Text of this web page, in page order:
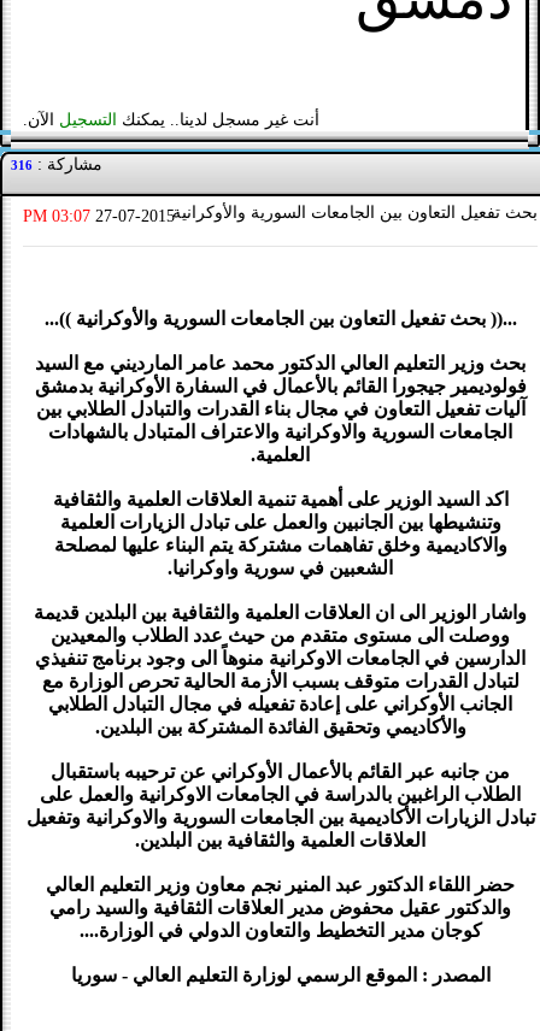
أنت غير مسجل لدينا.. يمكنك التسجيل الآن.
مشاركة : 316
بحث تفعيل التعاون بين الجامعات السورية والأوكرانية27-07-2015
03:07 PM
...(( بحث تفعيل التعاون بين الجامعات السورية والأوكرانية ))...
بحث وزير التعليم العالي الدكتور محمد عامر المارديني مع السيد
فولوديمير جيجورا القائم بالأعمال في السفارة الأوكرانية بدمشق
آليات تفعيل التعاون في مجال بناء القدرات والتبادل الطلابي بين
الجامعات السورية والاوكرانية والاعتراف المتبادل بالشهادات
العلمية.
اكد السيد الوزير على أهمية تنمية العلاقات العلمية والثقافية
وتنشيطها بين الجانبين والعمل على تبادل الزيارات العلمية
والاكاديمية وخلق تفاهمات مشتركة يتم البناء عليها لمصلحة
الشعبين في سورية واوكرانيا.
واشار الوزير الى ان العلاقات العلمية والثقافية بين البلدين قديمة
ووصلت الى مستوى متقدم من حيث عدد الطلاب والمعيدين
الدارسين في الجامعات الاوكرانية منوهاً الى وجود برنامج تنفيذي
لتبادل القدرات متوقف بسبب الأزمة الحالية تحرص الوزارة مع
الجانب الأوكراني على إعادة تفعيله في مجال التبادل الطلابي
والأكاديمي وتحقيق الفائدة المشتركة بين البلدين.
من جانبه عبر القائم بالأعمال الأوكراني عن ترحيبه باستقبال
الطلاب الراغبين بالدراسة في الجامعات الاوكرانية والعمل على
تبادل الزيارات الأكاديمية بين الجامعات السورية والاوكرانية وتفعيل
العلاقات العلمية والثقافية بين البلدين.
حضر اللقاء الدكتور عبد المنير نجم معاون وزير التعليم العالي
والدكتور عقيل محفوض مدير العلاقات الثقافية والسيد رامي
كوجان مدير التخطيط والتعاون الدولي في الوزارة....
المصدر : الموقع الرسمي لوزارة التعليم العالي - سوريا